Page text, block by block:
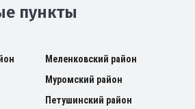
пункты
Меленковский район
Муромский район
Петушинский район